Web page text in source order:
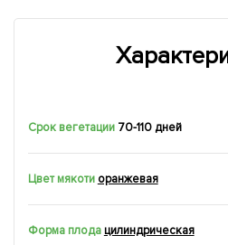
Срок вегетации 70-110 дней
Цвет мякоти оранжевая
Форма плодацилиндрическая